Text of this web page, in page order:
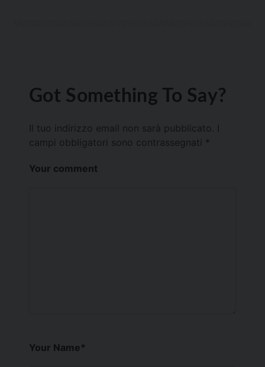
Got Something To Say?
Il tuo indirizzo email non sarà pubblicato.
campi obbligatori sono contrassegnati *
Your comment
Your Name*